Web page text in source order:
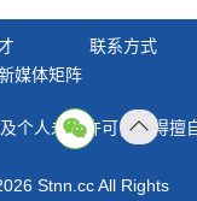
联系方式
媒体矩阵
个人未经许可，不得擅
Stnn.cc All Rights
顶部